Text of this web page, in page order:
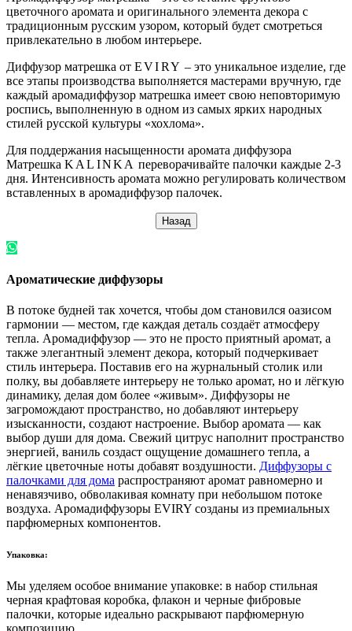
цветочного аромата и оригинального элемента декора с
традиционным русским узором, который будет смотреться
привлекательно в любом интерьере.
Диффузор матрешка от EVIRY – это уникальное изделие, где
все этапы производства выполняется мастерами вручную, где
каждый аромадиффузор матрешка имеет свою неповторимую
роспись, выполненную в одном из самых ярких народных
стилей русской культуры «хохлома».
Для поддержания насыщенности аромата диффузора
Матрешка KALINKA переворачивайте палочки каждые 2-3
дня. Интенсивность аромата можно регулировать количеством
вставленных в аромадиффузор палочек.
Ароматические диффузоры
В потоке будней так хочется, чтобы дом становился оазисом
гармонии — местом, где каждая деталь создаёт атмосферу
тепла. Аромадиффузор — это не просто приятный аромат, а
также элегантный элемент декора, который подчеркивает
стиль интерьера. Поставив его на журнальный столик или
полку, вы добавляете интерьеру не только аромат, но и лёгкую
динамику, делая дом более «живым». Диффузоры не
загромождают пространство, но добавляют интерьеру
изысканности, создают настроение. Выбор аромата — как
выбор души для дома. Свежий цитрус наполнит пространство
энергией, ваниль создаст ощущение домашнего тепла, а
лёгкие цветочные ноты добавят воздушности. Диффузоры с
палочками для дома распространяют аромат равномерно и
ненавязчиво, обволакивая комнату при небольшом потоке
воздуха. Аромадиффузоры EVIRY созданы из премиальных
парфюмерных компонентов.
Упаковка:
Мы уделяем особое внимание упаковке: в набор стильная
черная крафтовая коробка, флакон и черные фибровые
палочки, которые идеально раскрывают парфюмерную
композицию.